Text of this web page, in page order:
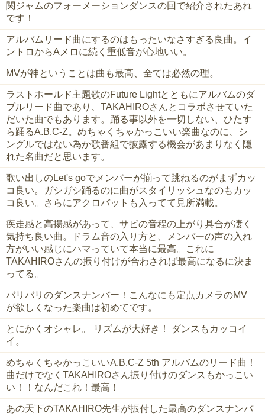
関ジャムのフォーメーションダンスの回で紹介されたあれ
です！
アルバムリード曲にするのはもったいなさすぎる良曲。イ
ントロからAメロに続く重低音が心地いい。
MVが神ということは曲も最高、全ては必然の理。
ラストホールド主題歌のFuture Lightとともにアルバムのダ
ブルリード曲であり、TAKAHIROさんとコラボさせていた
だいた曲でもあります。踊る事以外を一切しない、ひたす
ら踊るA.B.C-Z。めちゃくちゃかっこいい楽曲なのに、シ
ングルではない為か歌番組で披露する機会があまりなく隠
れた名曲だと思います。
歌い出しのLet's goでメンバーが揃って跳ねるのがまずカッ
コ良い。ガシガシ踊るのに曲がスタイリッシュなのもカッ
コ良い。さらにアクロバットも入ってて見所満載。
疾走感と高揚感があって、サビの音程の上がり具合が凄く
気持ち良い曲。ドラム音の入り方と、メンバーの声の入れ
方がいい感じにハマっていて本当に最高。これに
TAKAHIROさんの振り付けが合わされば最高になるに決ま
ってる。
バリバリのダンスナンバー！こんなにも定点カメラのMV
が欲しくなった楽曲は初めてです。
とにかくオシャレ。 リズムが大好き！ ダンスもカッコイ
イ。
めちゃくちゃかっこいいA.B.C-Z 5th アルバムのリード曲！
曲だけでなくTAKAHIROさん振り付けのダンスもかっこい
い！！なんだこれ！最高！
あの天下のTAKAHIRO先生が振付した最高のダンスナンバ